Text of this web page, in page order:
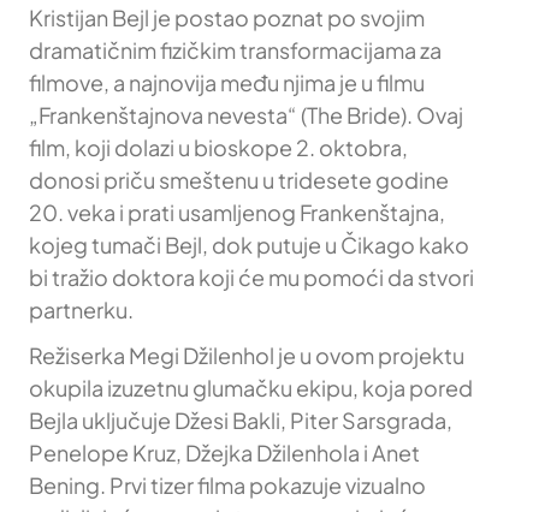
Kristijan Bejl je postao poznat po svojim
dramatičnim fizičkim transformacijama za
filmove, a najnovija među njima je u filmu
„Frankenštajnova nevesta“ (The Bride). Ovaj
film, koji dolazi u bioskope 2. oktobra,
donosi priču smeštenu u tridesete godine
20. veka i prati usamljenog Frankenštajna,
kojeg tumači Bejl, dok putuje u Čikago kako
bi tražio doktora koji će mu pomoći da stvori
partnerku.
Režiserka Megi Džilenhol je u ovom projektu
okupila izuzetnu glumačku ekipu, koja pored
Bejla uključuje Džesi Bakli, Piter Sarsgrada,
Penelope Kruz, Džejka Džilenhola i Anet
Bening. Prvi tizer filma pokazuje vizualno